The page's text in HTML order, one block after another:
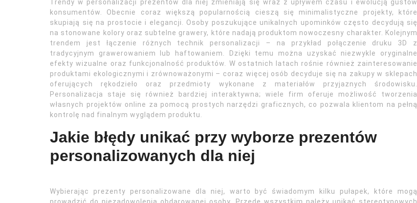
Trendy w personalizacji prezentów dla niej zmieniają się wraz z upływem czasu i ewolucją gustów
konsumentów. Obecnie coraz większą popularnością cieszą się minimalistyczne projekty, które
skupiają się na prostocie i elegancji. Osoby poszukujące unikalnych upominków często decydują się
na stonowane kolory oraz subtelne grawery, które nadają produktom nowoczesny charakter. Kolejnym
trendem jest łączenie różnych technik personalizacji – na przykład połączenie druku 3D z
tradycyjnym grawerowaniem lub haftowaniem. Dzięki temu można uzyskać niezwykle oryginalne
efekty wizualne oraz funkcjonalność produktów. W ostatnich latach rośnie również zainteresowanie
produktami ekologicznymi i zrównoważonymi – coraz więcej osób decyduje się na zakupy w sklepach
oferujących rękodzieło oraz przedmioty wykonane z materiałów przyjaznych środowisku.
Personalizacja staje się również bardziej interaktywna; wiele firm oferuje możliwość tworzenia
własnych projektów online za pomocą prostych narzędzi graficznych, co pozwala klientom na pełną
kontrolę nad finalnym wyglądem produktu.
Jakie błędy unikać przy wyborze prezentów
personalizowanych dla niej
Wybierając prezenty personalizowane dla niej, warto być świadomym kilku pułapek, które mogą